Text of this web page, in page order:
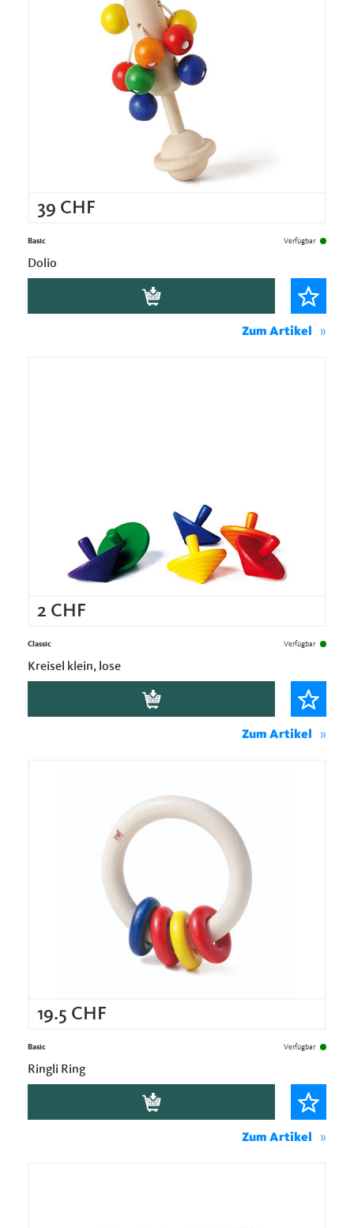
39 CHF
Basic Verfügbar
Dolio
Zum Artikel
2 CHF
Classic Verfügbar
Kreisel klein, lose
Zum Artikel
19.5 CHF
Basic Verfügbar
Ringli Ring
Zum Artikel